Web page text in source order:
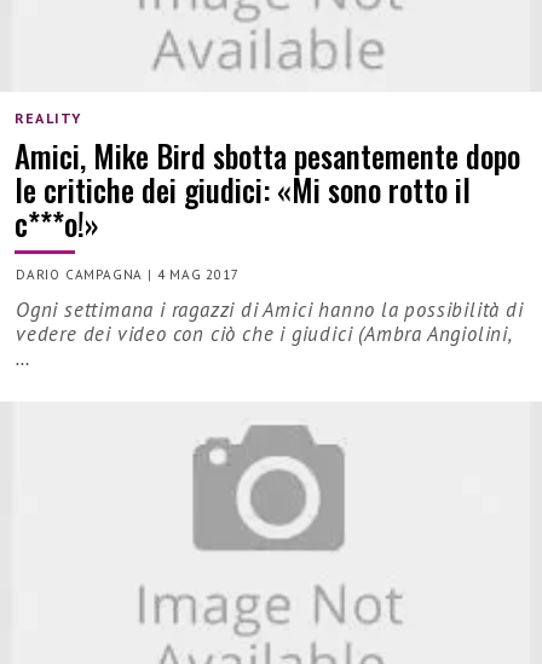
REALITY
Amici, Mike Bird sbotta pesantemente dopo
le critiche dei giudici: «Mi sono rotto il
c***o!»
DARIO CAMPAGNA | 4 MAG 2017
Ogni settimana i ragazzi di Amici hanno la possibilità di
vedere dei video con ciò che i giudici (Ambra Angiolini,
…